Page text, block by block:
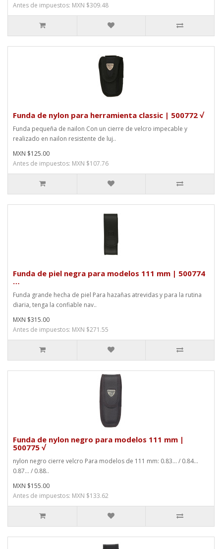
Antes de impuestos: MXN $309.48
Funda de nylon para herramienta classic | 500772 √
Funda pequeña de nailon Con un cierre de velcro impecable y
realizado en nailon resistente de luj..
MXN $125.00
Antes de impuestos: MXN $107.76
Funda de piel negra para modelos 111 mm | 500774
…
Funda grande hecha de piel Para hazañas atrevidas y para la rutina
diaria, tenga la confiable nav..
MXN $315.00
Antes de impuestos: MXN $271.55
Funda de nylon negro para modelos 111 mm |
500775 √
nylon negro cierre velcro Para modelos de 111 mm: 0.83... / 0.84...
0.87... / 0.88..
MXN $155.00
Antes de impuestos: MXN $133.62